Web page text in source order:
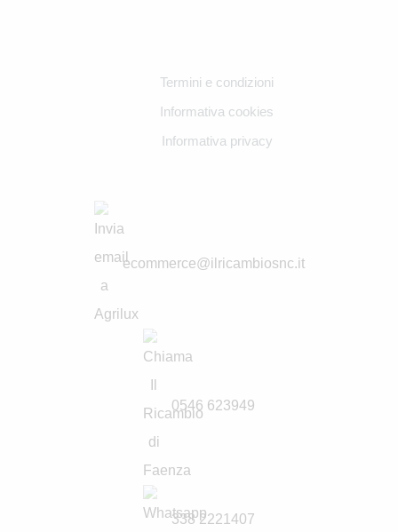
Termini e condizioni
Informativa cookies
Informativa privacy
ecommerce@ilricambiosnc.it
0546 623949
338 2221407